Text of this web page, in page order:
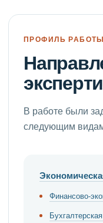
ПРОФИЛЬ РАБОТЫ
В работе были
следующим
Финансово-